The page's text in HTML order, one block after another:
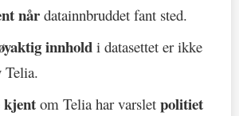
når datainnbruddet fant sted.
innhold i datasettet er ikke
Telia.
kjent om Telia har varslet politiet